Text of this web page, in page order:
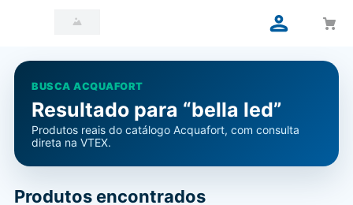
BUSCA ACQUAFORT
Resultado para “bella led”
Produtos reais do catálogo Acquafort, com consulta
direta na VTEX.
Produtos encontrados